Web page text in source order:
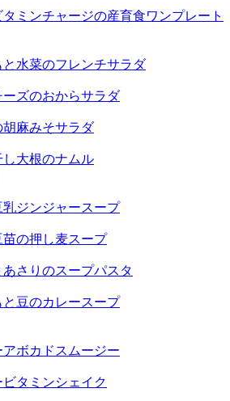
ミンチャージの産育食ワンプレート
と水菜のフレンチサラダ
ズのおからサラダ
麻みそサラダ
大根のナムル
ジンジャースープ
苗の押し麦スープ
さりのスープパスタ
と豆のカレースープ
アボカドスムージー
ビタミンシェイク